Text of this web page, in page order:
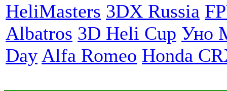
HeliMasters 3DX Russia
Albatros 3D Heli Cup Уно
Day Alfa Romeo Honda